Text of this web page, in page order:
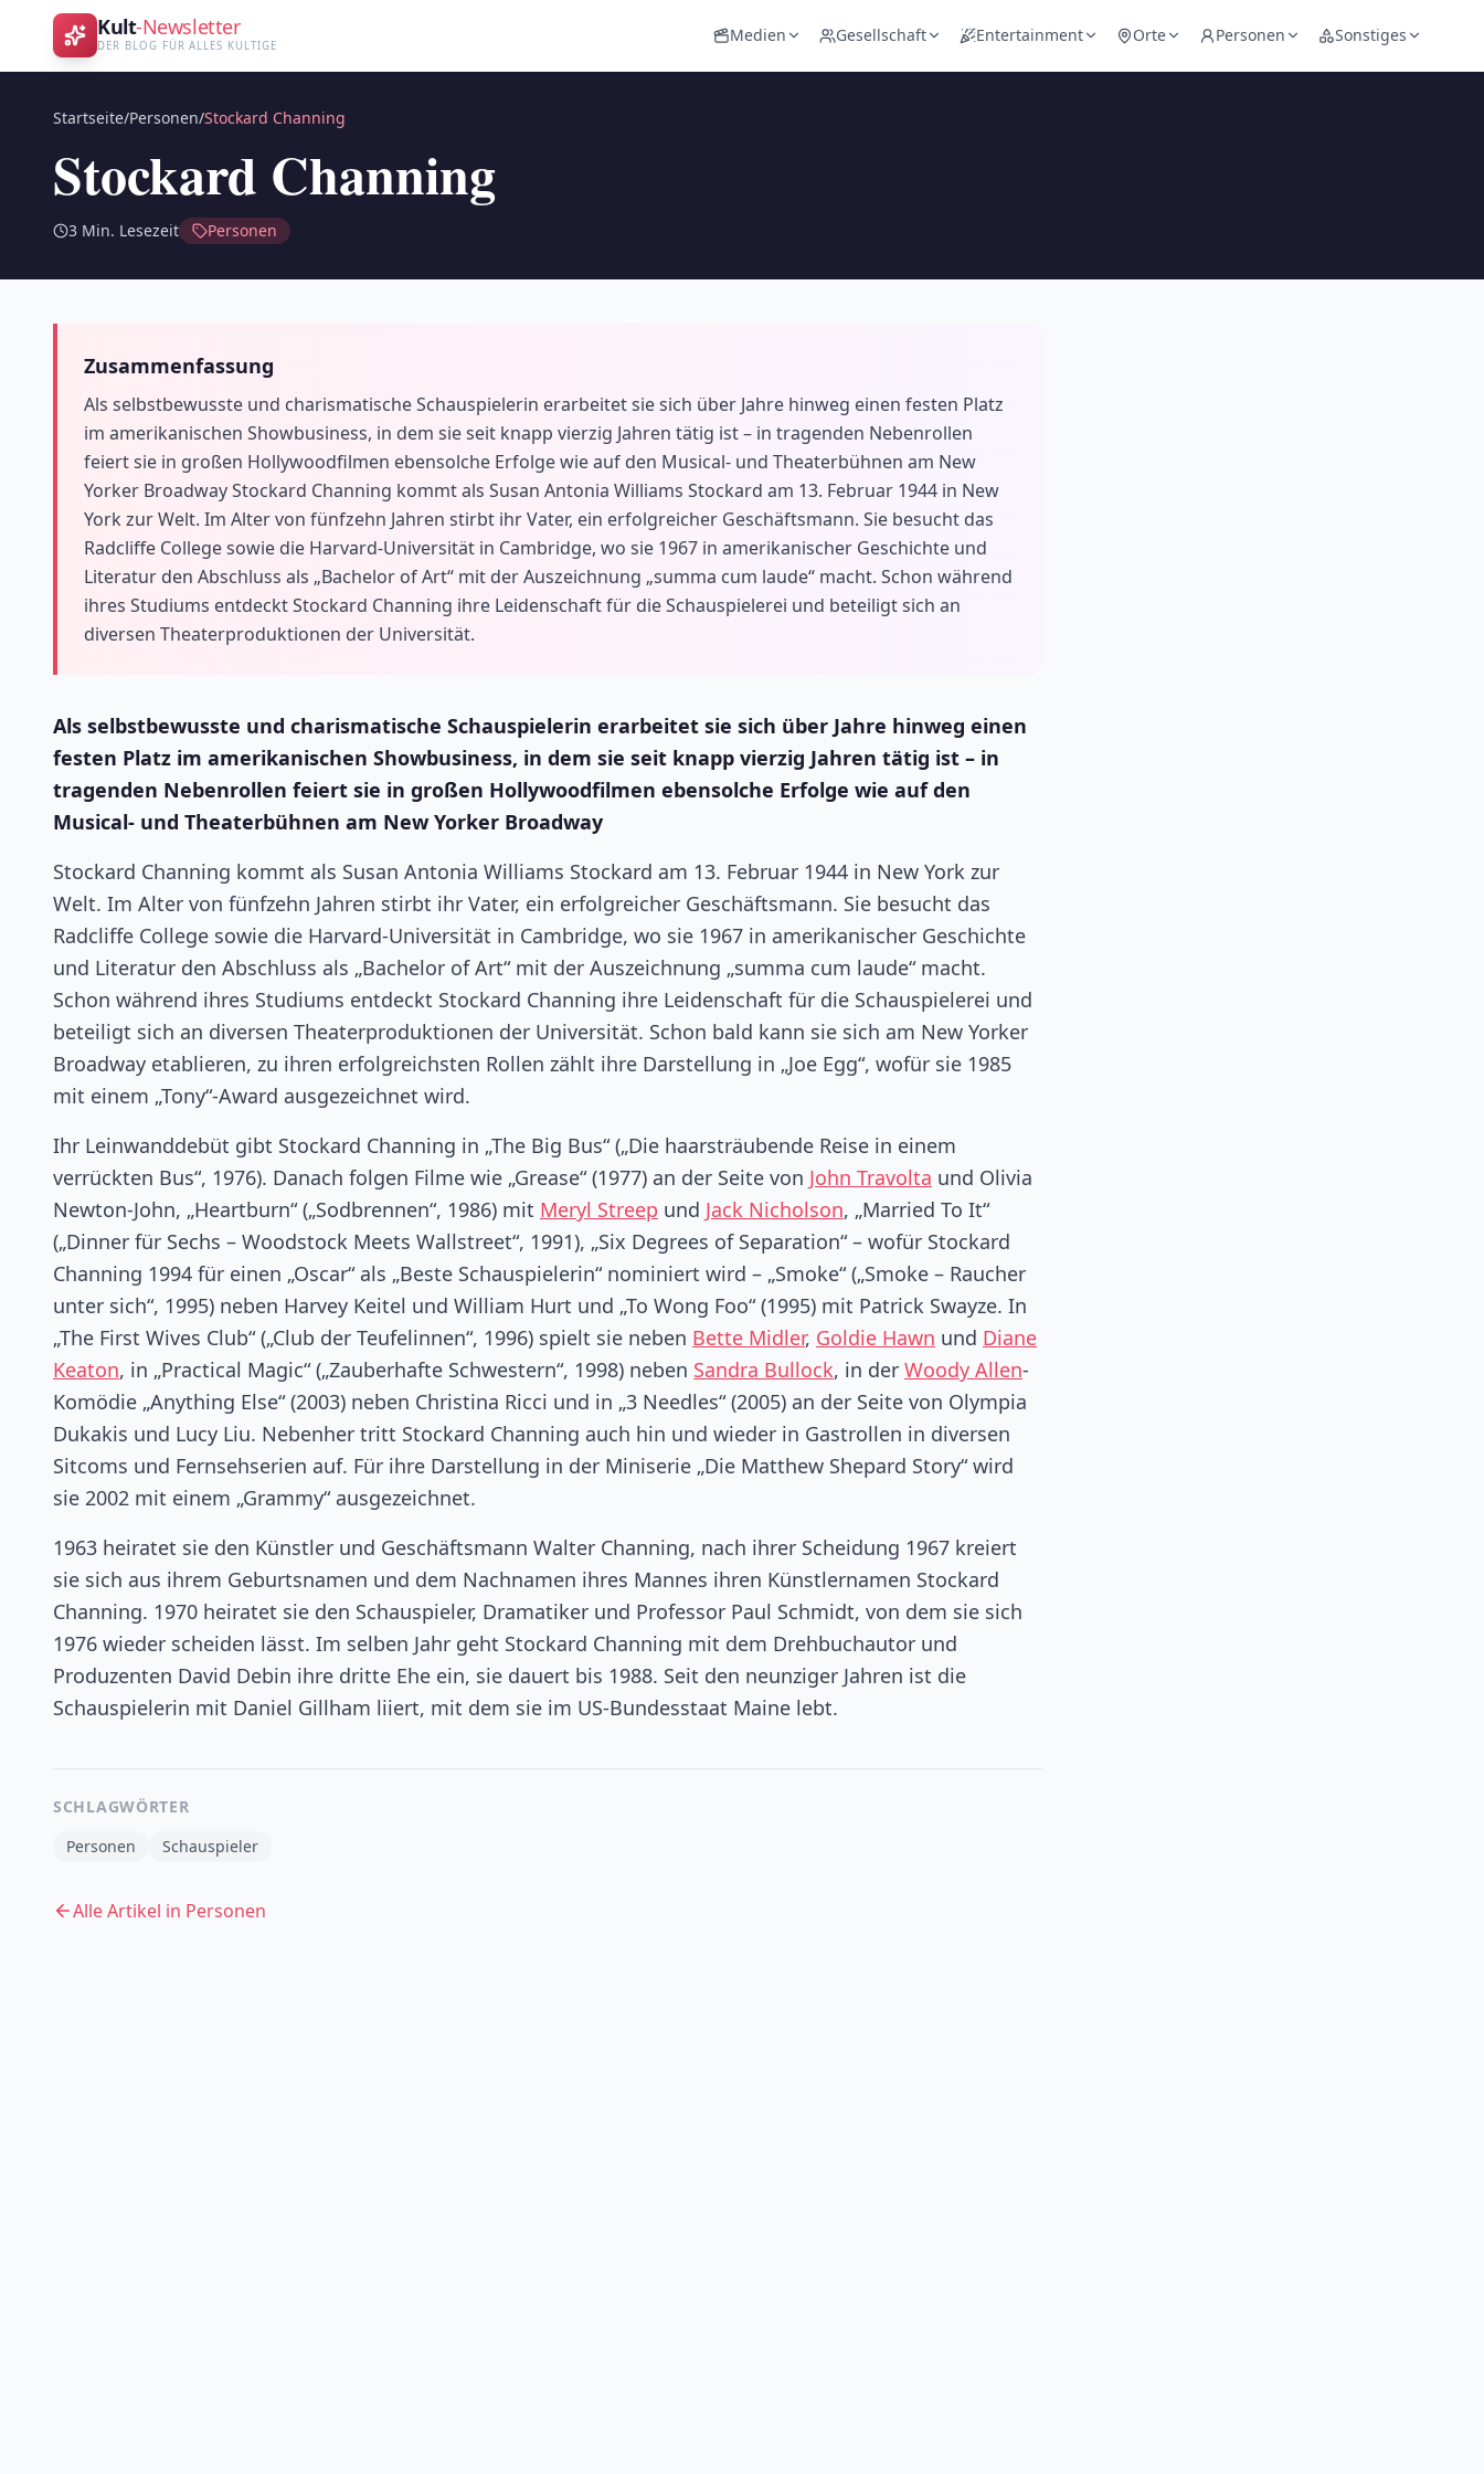
Kult-Newsletter
DER BLOG FÜR ALLES KULTIGE
Medien Gesellschaft Entertainment Orte Personen Sonstiges
Startseite/Personen/Stockard Channing
Stockard Channing
3 Min. Lesezeit Personen
Zusammenfassung
Als selbstbewusste und charismatische Schauspielerin erarbeitet sie sich über Jahre hinweg einen festen Platz
im amerikanischen Showbusiness, in dem sie seit knapp vierzig Jahren tätig ist – in tragenden Nebenrollen
feiert sie in großen Hollywoodfilmen ebensolche Erfolge wie auf den Musical- und Theaterbühnen am New
Yorker Broadway Stockard Channing kommt als Susan Antonia Williams Stockard am 13. Februar 1944 in New
York zur Welt. Im Alter von fünfzehn Jahren stirbt ihr Vater, ein erfolgreicher Geschäftsmann. Sie besucht das
Radcliffe College sowie die Harvard-Universität in Cambridge, wo sie 1967 in amerikanischer Geschichte und
Literatur den Abschluss als „Bachelor of Art“ mit der Auszeichnung „summa cum laude“ macht. Schon während
ihres Studiums entdeckt Stockard Channing ihre Leidenschaft für die Schauspielerei und beteiligt sich an
diversen Theaterproduktionen der Universität.
Als selbstbewusste und charismatische Schauspielerin erarbeitet sie sich über Jahre hinweg einen
festen Platz im amerikanischen Showbusiness, in dem sie seit knapp vierzig Jahren tätig ist – in
tragenden Nebenrollen feiert sie in großen Hollywoodfilmen ebensolche Erfolge wie auf den
Musical- und Theaterbühnen am New Yorker Broadway
Stockard Channing kommt als Susan Antonia Williams Stockard am 13. Februar 1944 in New York zur
Welt. Im Alter von fünfzehn Jahren stirbt ihr Vater, ein erfolgreicher Geschäftsmann. Sie besucht das
Radcliffe College sowie die Harvard-Universität in Cambridge, wo sie 1967 in amerikanischer Geschichte
und Literatur den Abschluss als „Bachelor of Art“ mit der Auszeichnung „summa cum laude“ macht.
Schon während ihres Studiums entdeckt Stockard Channing ihre Leidenschaft für die Schauspielerei und
beteiligt sich an diversen Theaterproduktionen der Universität. Schon bald kann sie sich am New Yorker
Broadway etablieren, zu ihren erfolgreichsten Rollen zählt ihre Darstellung in „Joe Egg“, wofür sie 1985
mit einem „Tony“-Award ausgezeichnet wird.
Ihr Leinwanddebüt gibt Stockard Channing in „The Big Bus“ („Die haarsträubende Reise in einem
verrückten Bus“, 1976). Danach folgen Filme wie „Grease“ (1977) an der Seite von John Travolta und Olivia
Newton-John, „Heartburn“ („Sodbrennen“, 1986) mit Meryl Streep und Jack Nicholson, „Married To It“
(„Dinner für Sechs – Woodstock Meets Wallstreet“, 1991), „Six Degrees of Separation“ – wofür Stockard
Channing 1994 für einen „Oscar“ als „Beste Schauspielerin“ nominiert wird – „Smoke“ („Smoke – Raucher
unter sich“, 1995) neben Harvey Keitel und William Hurt und „To Wong Foo“ (1995) mit Patrick Swayze. In
„The First Wives Club“ („Club der Teufelinnen“, 1996) spielt sie neben Bette Midler, Goldie Hawn und Diane
Keaton, in „Practical Magic“ („Zauberhafte Schwestern“, 1998) neben Sandra Bullock, in der Woody Allen-
Komödie „Anything Else“ (2003) neben Christina Ricci und in „3 Needles“ (2005) an der Seite von Olympia
Dukakis und Lucy Liu. Nebenher tritt Stockard Channing auch hin und wieder in Gastrollen in diversen
Sitcoms und Fernsehserien auf. Für ihre Darstellung in der Miniserie „Die Matthew Shepard Story“ wird
sie 2002 mit einem „Grammy“ ausgezeichnet.
1963 heiratet sie den Künstler und Geschäftsmann Walter Channing, nach ihrer Scheidung 1967 kreiert
sie sich aus ihrem Geburtsnamen und dem Nachnamen ihres Mannes ihren Künstlernamen Stockard
Channing. 1970 heiratet sie den Schauspieler, Dramatiker und Professor Paul Schmidt, von dem sie sich
1976 wieder scheiden lässt. Im selben Jahr geht Stockard Channing mit dem Drehbuchautor und
Produzenten David Debin ihre dritte Ehe ein, sie dauert bis 1988. Seit den neunziger Jahren ist die
Schauspielerin mit Daniel Gillham liiert, mit dem sie im US-Bundesstaat Maine lebt.
SCHLAGWÖRTER
Personen
Schauspieler
Alle Artikel in Personen